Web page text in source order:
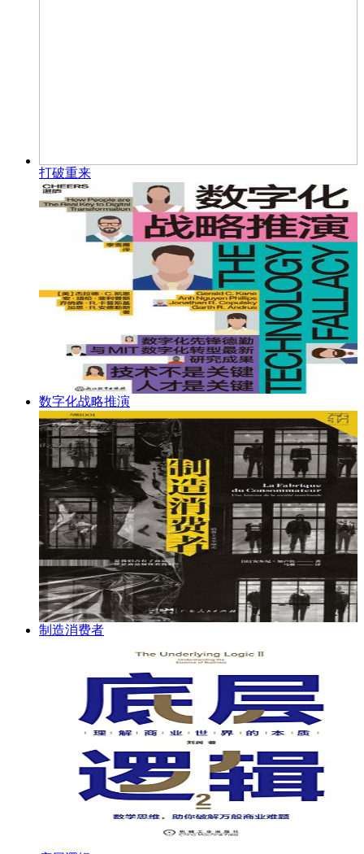
打破重来
数字化战略推演
制造消费者